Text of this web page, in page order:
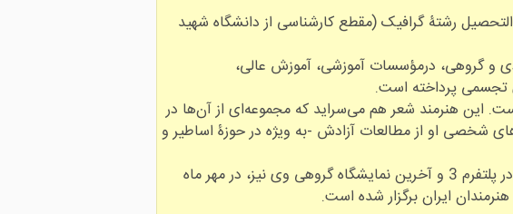
نقاش ایران و فارغ التحصیل رشتۀ گرافیک (مقطع کارشناسی از دانشگاه شهید
و گروهی، درمؤسسات آموزشی، آموزش عالی،
این هنرمند شعر هم می‌سراید که مجموعه‌ای از آن‌ها در
شخصی او از مطالعات آزادش -به ویژه در حوزۀ اساطیر و
آخرین نمایشگاه انفرادی نقاشی و چیدمان او در تیر و مرداد ماه سال 1399 با عنوان «تن‌ها » در پلتفرم 3 و آخرین نمایشگاه گروهی وی نیز، در مهر ماه